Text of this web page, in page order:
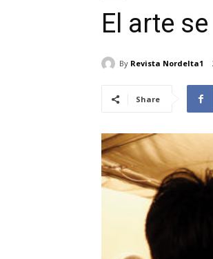
El arte
By Revista Nordelta1
Share